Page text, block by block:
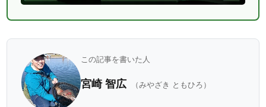
この記事を書いた人
宮崎 智広 （みやざき ともひろ）